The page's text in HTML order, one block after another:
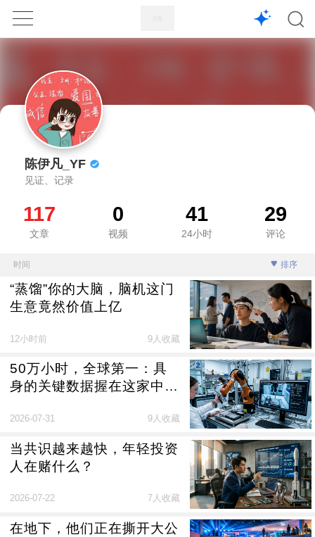
1X
陈伊凡_YF
见证、记录
117
文章
0
视频
41
24小时
29
评论
时间 排序
“蒸馏”你的大脑，脑机这门
生意竟然价值上亿
12小时前 9人收藏
50万小时，全球第一：具
身的关键数据握在这家中国
2026-07-31 9人收藏
当共识越来越快，年轻投资
人在赌什么？
2026-07-22 7人收藏
在地下，他们正在撕开大公